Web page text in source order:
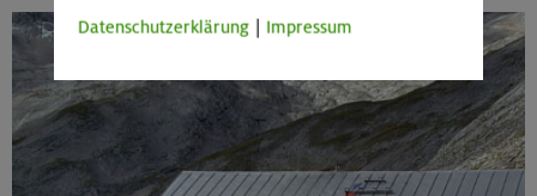
München und Umgebung (inkl. bayer. Voralpenraum)
26.-30.09.26
Stiege und Steige in der Sächsischen Schweiz
Datenschutzerklärung Impressum